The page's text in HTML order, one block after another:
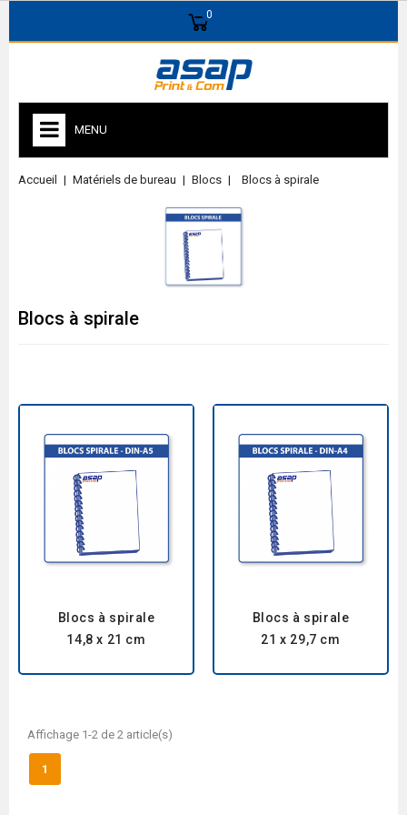
0
MENU
Accueil Matériels de bureau Blocs Blocs à spirale
Blocs à spirale
Blocs à spirale
14,8 x 21 cm
Blocs à spirale
21 x 29,7 cm
Affichage 1-2 de 2 article(s)
1